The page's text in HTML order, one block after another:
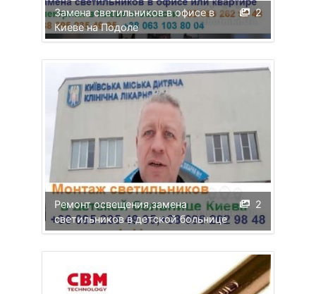
2
Замена светильников в офисе в
Киеве на Подоле
2
Ремонт освещения,замена
светильников в детской больнице